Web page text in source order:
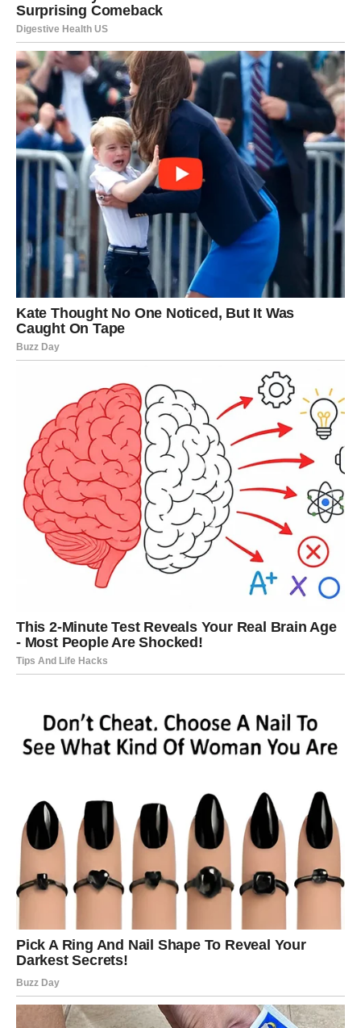
Pred vama su veoma uzbudljivi emotivni trenuci.
RAK
Rakovi su među najvećim ljubavnim miljenicima ovog
perioda.
Osoba iz prošlosti sada se vraća sa iskrenim emocijama i
željom da popravi ono što je izgubila.
Bivša ljubav ponovo kuca na vaša vrata
Pred vama su veoma nježni i sudbinski trenuci.
LAV
Lavovima dolazi mnogo pažnje i neočekivanih emocija.
Jedna osoba sada jasno pokazuje da vas nikada nije
prestala voljeti.
Srce vam ponovo jače kuca
Pred vama su veoma romantični trenuci.
DJEVICA
Pred vama su dani tokom kojih više nećete moći
ignorisati emocije.
Jedan razgovor ili poruka vraćaju osjećaje koje ste dugo
Prošlost vam donosi novu priliku
VAGA